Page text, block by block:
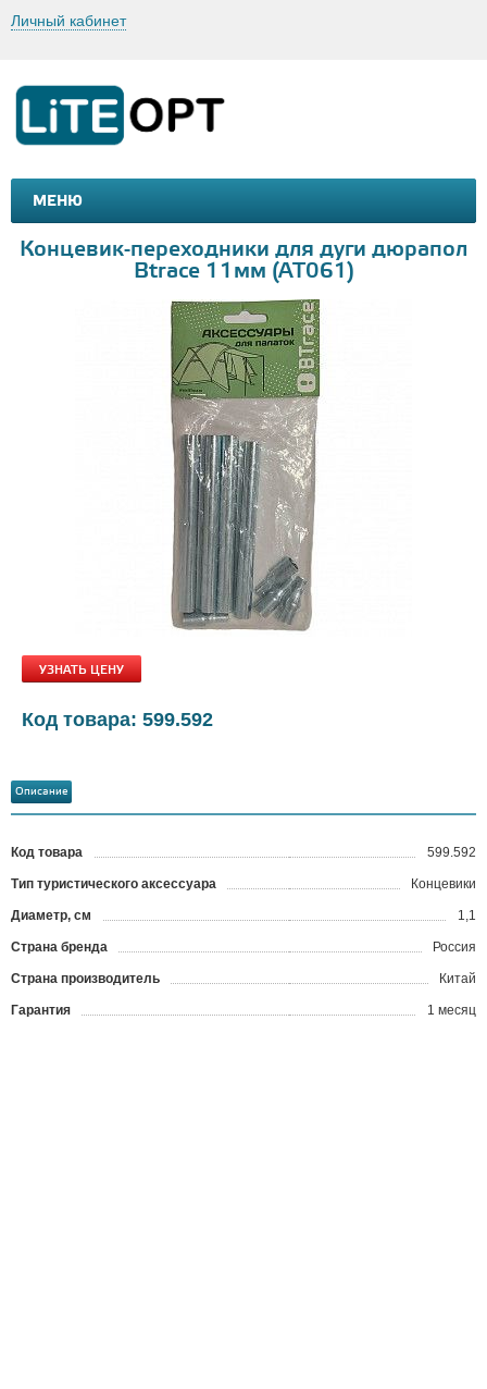
Личный кабинет
МЕНЮ
МАШИНКИ И МОТОЦИКЛЫ
Концевик-переходники для дуги дюрапол
Btrace 11мм (AT061)
УЗНАТЬ ЦЕНУ
Код товара: 599.592
Описание
Код товара 599.592
Тип туристического аксессуара Концевики
Диаметр, см 1,1
Страна бренда Россия
Страна производитель Китай
Гарантия 1 месяц